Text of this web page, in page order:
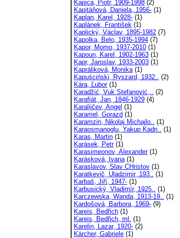
Kapica, Piotr, 1909-1998 (2)
Kapitáňová, Daniela, 1956- (1)
Kaplan, Karel, 1928- (1)
Kaplánek, František (1)
Kaplický, Václav, 1895-1982 (7)
Kapolka, Belo, 1935-1994 (7)
Kapor, Momo, 1937-2010 (1)
Kapoun, Karel, 1902-1963 (1)
Kapr, Jaroslav, 1933-2003 (1)
Kapráliková, Monika(1)
Kapuściński, Ryszard, 1932.. (2)
Kára, Ľubor(1)
Karadžić, Vuk Stefanović,.. (2)
Karafiát, Jan, 1846-1929 (4)
Karalijčev, Angel (1)
Karamel, Gorazd (1)
Karamzin, Nikolaj Michajlo.. (1)
Karaosmanoglu, Yakup Kadri.. (1)
Karas, Martin (1)
Karásek, Petr(1)
Karasimeonov, Alexander(1)
Karásková, Ivana(1)
Karaslavov, Slav CHristov (1)
Karatkevič, Uladzimir, 193.. (1)
Karbaš, Jiří, 1947- (1)
Karbusický, Vladimír, 1925.. (1)
Karczewska, Wanda, 1913-19.. (1)
Kardošová, Barbora, 1969- (9)
Kareis, Bedřich (1)
Kareis, Bedřich, ml. (1)
Karelin, Lazar, 1920- (2)
Kärcher, Gabriele (1)